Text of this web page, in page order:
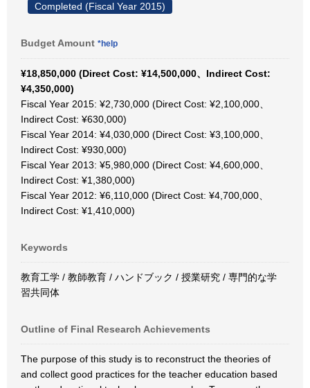
Completed (Fiscal Year 2015)
Budget Amount *help
¥18,850,000 (Direct Cost: ¥14,500,000、Indirect Cost:
¥4,350,000)
Fiscal Year 2015: ¥2,730,000 (Direct Cost: ¥2,100,000、
Indirect Cost: ¥630,000)
Fiscal Year 2014: ¥4,030,000 (Direct Cost: ¥3,100,000、
Indirect Cost: ¥930,000)
Fiscal Year 2013: ¥5,980,000 (Direct Cost: ¥4,600,000、
Indirect Cost: ¥1,380,000)
Fiscal Year 2012: ¥6,110,000 (Direct Cost: ¥4,700,000、
Indirect Cost: ¥1,410,000)
Keywords
教育工学 / 教師教育 / ハンドブック / 授業研究 / 専門的な学
習共同体
Outline of Final Research Achievements
The purpose of this study is to reconstruct the theories of
and collect good practices for the teacher education based